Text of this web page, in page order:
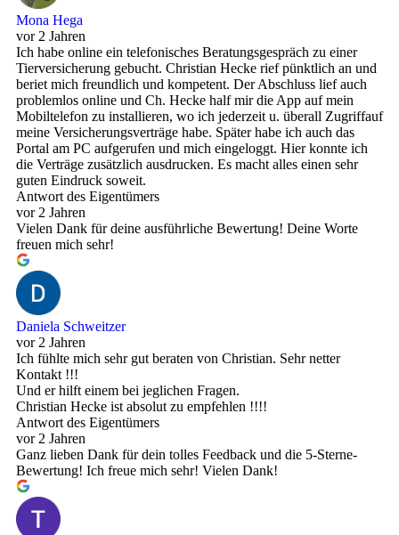
Mona Hega
vor 2 Jahren
Ich habe online ein telefonisches Beratungsgespräch zu einer
Tierversicherung gebucht. Christian Hecke rief pünktlich an und
beriet mich freundlich und kompetent. Der Abschluss lief auch
problemlos online und Ch. Hecke half mir die App auf mein
Mobiltelefon zu installieren, wo ich jederzeit u. überall Zugriffauf
meine Versicherungsverträge habe. Später habe ich auch das
Portal am PC aufgerufen und mich eingeloggt. Hier konnte ich
die Verträge zusätzlich ausdrucken. Es macht alles einen sehr
guten Eindruck soweit.
Antwort des Eigentümers
vor 2 Jahren
Vielen Dank für deine ausführliche Bewertung! Deine Worte
freuen mich sehr!
Daniela Schweitzer
vor 2 Jahren
Ich fühlte mich sehr gut beraten von Christian. Sehr netter
Kontakt !!!
Und er hilft einem bei jeglichen Fragen.
Christian Hecke ist absolut zu empfehlen !!!!
Antwort des Eigentümers
vor 2 Jahren
Ganz lieben Dank für dein tolles Feedback und die 5-Sterne-
Bewertung! Ich freue mich sehr! Vielen Dank!